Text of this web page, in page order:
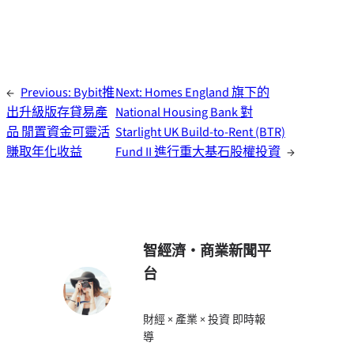
← Previous: Bybit推
出升級版存貸易產
品 閒置資金可靈活
賺取年化收益
Next: Homes England 旗下的
National Housing Bank 對
Starlight UK Build-to-Rent (BTR)
Fund II 進行重大基石股權投資 →
智經濟・商業新聞平
台
財經 × 產業 × 投資 即時報
導